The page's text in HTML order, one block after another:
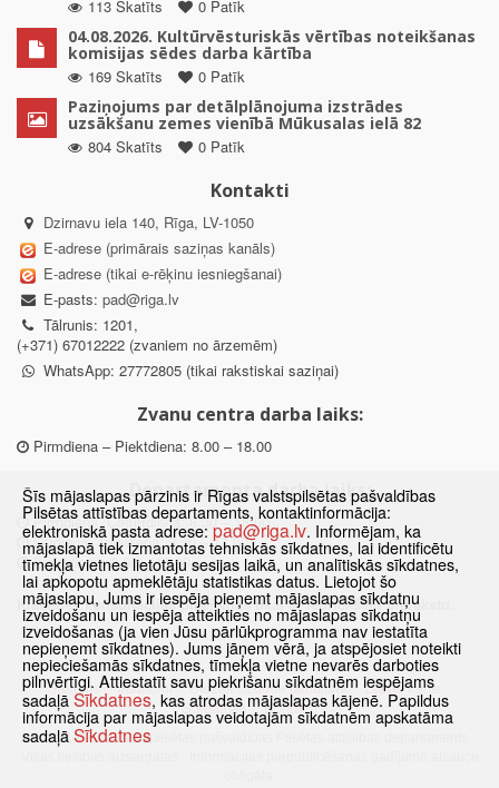
113 Skatīts
0 Patīk
04.08.2026. Kultūrvēsturiskās vērtības noteikšanas
komisijas sēdes darba kārtība
169 Skatīts
0 Patīk
Paziņojums par detālplānojuma izstrādes
uzsākšanu zemes vienībā Mūkusalas ielā 82
804 Skatīts
0 Patīk
Kontakti
Dzirnavu iela 140, Rīga, LV-1050
E-adrese (primārais saziņas kanāls)
E-adrese (tikai e-rēķinu iesniegšanai)
E-pasts: pad@riga.lv
Tālrunis: 1201,
(+371) 67012222 (zvaniem no ārzemēm)
WhatsApp: 27772805 (tikai rakstiskai saziņai)
Zvanu centra darba laiks:
Pirmdiena – Piektdiena: 8.00 – 18.00
Departamenta darba laiks:
Pirmdiena, Ceturtdiena: 8.30 – 18.00
Otrdiena, Trešdiena: 8.30 – 17.00
Piektdiena: 8.30 – 15.00
Klātienes konsultācijas pieejamas tikai ar iepriekšēju pierakstu.
Sākums Jaunumi Biežāk uzdotie jautājumi
Lapas karte
Sīkdatnes
Kontakti
© 2021 Rīgas valstspilsētas pašvaldības Pilsētas attīstības departaments.
Šīs mājaslapas pārzinis ir Rīgas valstspilsētas pašvaldības
Pilsētas attīstības departaments, kontaktinformācija:
elektroniskā pasta adrese: pad@riga.lv. Informējam, ka
mājaslapā tiek izmantotas tehniskās sīkdatnes, lai identificētu
tīmekļa vietnes lietotāju sesijas laikā, un analītiskās sīkdatnes,
lai apkopotu apmeklētāju statistikas datus. Lietojot šo
mājaslapu, Jums ir iespēja pieņemt mājaslapas sīkdatņu
izveidošanu un iespēja atteikties no mājaslapas sīkdatņu
izveidošanas (ja vien Jūsu pārlūkprogramma nav iestatīta
nepieņemt sīkdatnes). Jums jāņem vērā, ja atspējosiet noteikti
nepieciešamās sīkdatnes, tīmekļa vietne nevarēs darboties
pilnvērtīgi. Attiestatīt savu piekrišanu sīkdatnēm iespējams
sadaļā Sīkdatnes, kas atrodas mājaslapas kājenē. Papildus
informācija par mājaslapas veidotajām sīkdatnēm apskatāma
sadaļā Sīkdatnes